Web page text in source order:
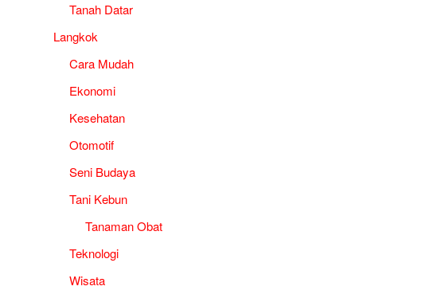
Tanah Datar
Langkok
Cara Mudah
Ekonomi
Kesehatan
Otomotif
Seni Budaya
Tani Kebun
Tanaman Obat
Teknologi
Wisata